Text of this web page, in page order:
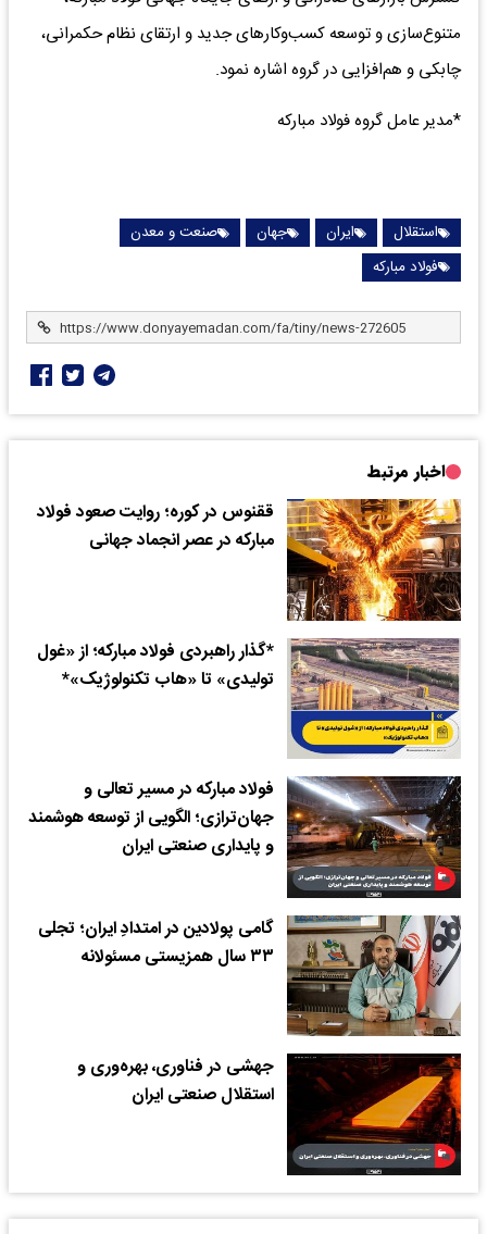
متنوع‌سازی و توسعه کسب‌وکارهای جدید و ارتقای نظام حکمرانی،
چابکی و هم‌افزایی در گروه اشاره نمود.
*مدیر عامل گروه فولاد مبارکه
استقلال ایران جهان
صنعت و معدن
فولاد مبارکه
اخبار مرتبط
ققنوس در کوره؛ روایت صعود فولاد
مبارکه در عصر انجماد جهانی
*گذار راهبردی فولاد مبارکه؛ از «غول
تولیدی» تا «هاب تکنولوژیک»*
فولاد مبارکه در مسیر تعالی و
جهان‌ترازی؛ الگویی از توسعه هوشمند
و پایداری صنعتی ایران
گامی پولادین در امتدادِ ایران؛ تجلی
۳۳ سال همزیستی مسئولانه
جهشی در فناوری، بهره‌وری و
استقلال صنعتی ایران